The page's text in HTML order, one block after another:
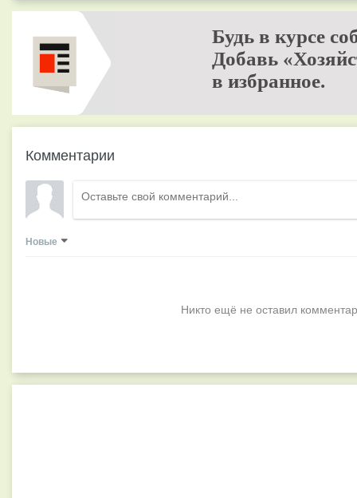
Будь в курсе
Добавь
в избранное.
Комментарии
Новые
Никто ещё не оставил